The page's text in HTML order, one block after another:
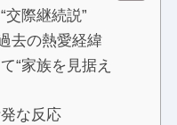
際継続説”
去の熱愛経緯
“家族を見据え
な反応